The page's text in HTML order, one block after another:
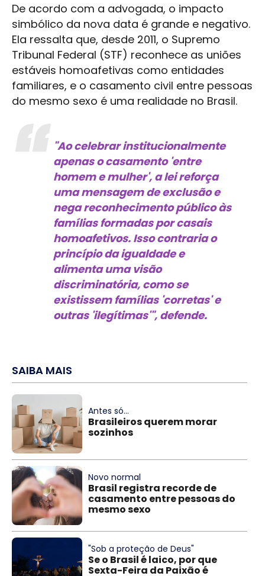
De acordo com a advogada, o impacto
simbólico da nova data é grande e negativo.
Ela ressalta que, desde 2011, o Supremo
Tribunal Federal (STF) reconhece as uniões
estáveis homoafetivas como entidades
familiares, e o casamento civil entre pessoas
do mesmo sexo é uma realidade no Brasil.
"Ao celebrar institucionalmente
apenas o casamento 'entre
homem e mulher', a lei reforça
uma mensagem de exclusão e
nega reconhecimento público às
famílias formadas por casais
homoafetivos. Isso contraria o
princípio da igualdade e
alimenta uma visão
discriminatória, como se
existissem famílias 'corretas' e
outras 'ilegítimas'", defende.
SAIBA MAIS
Antes só...
Brasileiros querem morar
sozinhos
Novo normal
Brasil registra recorde de
casamento entre pessoas do
mesmo sexo
"Sob a proteção de Deus"
Se o Brasil é laico, por que
Sexta-Feira da Paixão é